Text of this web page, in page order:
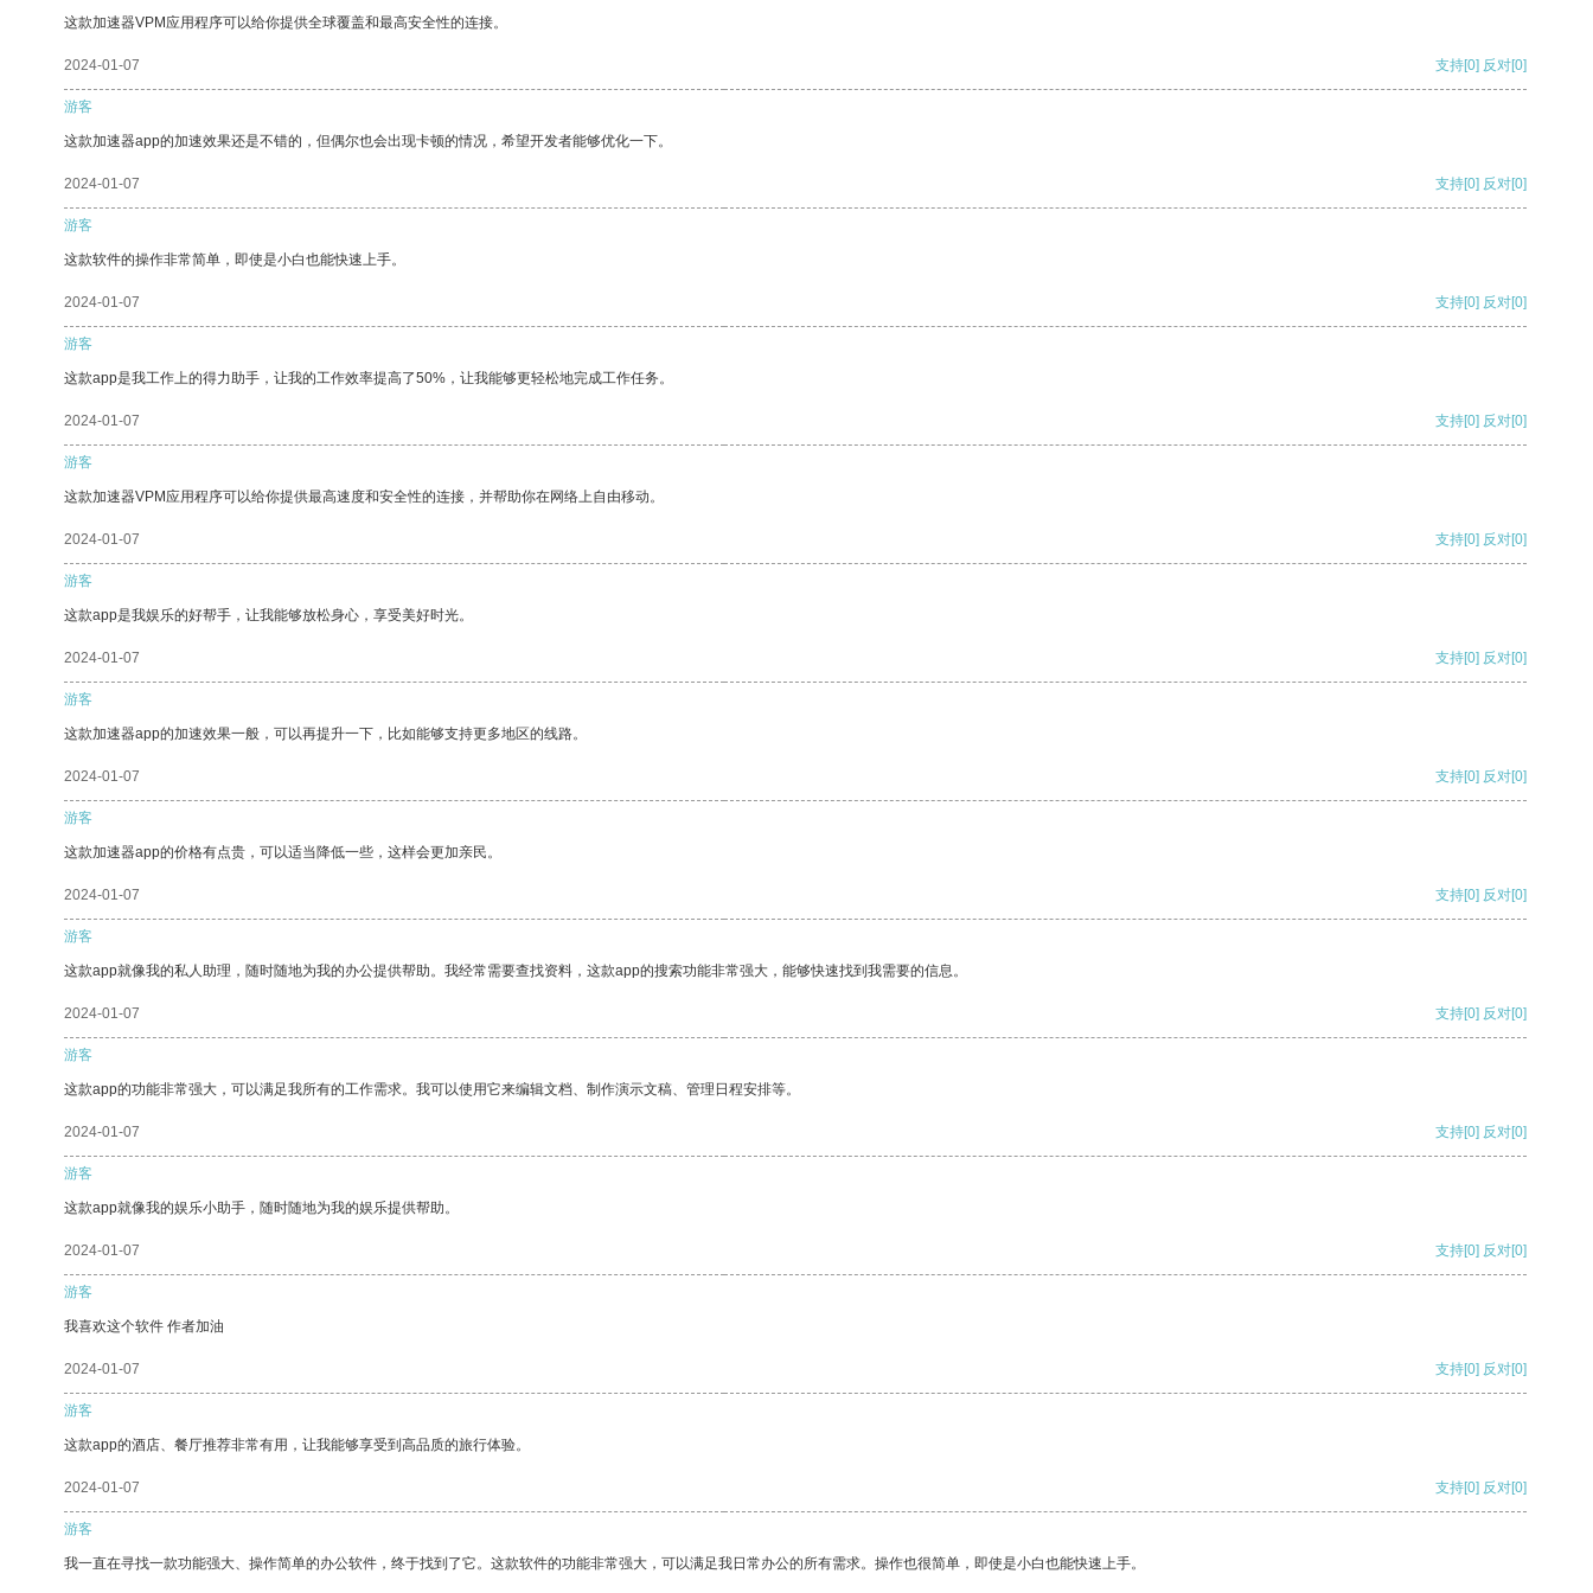
这款加速器VPM应用程序可以给你提供全球覆盖和最高安全性的连接。
2024-01-07 支持[0] 反对[0]
游客
这款加速器app的加速效果还是不错的，但偶尔也会出现卡顿的情况，希望开发者能够优化一下。
2024-01-07 支持[0] 反对[0]
游客
这款软件的操作非常简单，即使是小白也能快速上手。
2024-01-07 支持[0] 反对[0]
游客
这款app是我工作上的得力助手，让我的工作效率提高了50%，让我能够更轻松地完成工作任务。
2024-01-07 支持[0] 反对[0]
游客
这款加速器VPM应用程序可以给你提供最高速度和安全性的连接，并帮助你在网络上自由移动。
2024-01-07 支持[0] 反对[0]
游客
这款app是我娱乐的好帮手，让我能够放松身心，享受美好时光。
2024-01-07 支持[0] 反对[0]
游客
这款加速器app的加速效果一般，可以再提升一下，比如能够支持更多地区的线路。
2024-01-07 支持[0] 反对[0]
游客
这款加速器app的价格有点贵，可以适当降低一些，这样会更加亲民。
2024-01-07 支持[0] 反对[0]
游客
这款app就像我的私人助理，随时随地为我的办公提供帮助。我经常需要查找资料，这款app的搜索功能非常强大，能够快速找到我需要的信息。
2024-01-07 支持[0] 反对[0]
游客
这款app的功能非常强大，可以满足我所有的工作需求。我可以使用它来编辑文档、制作演示文稿、管理日程安排等。
2024-01-07 支持[0] 反对[0]
游客
这款app就像我的娱乐小助手，随时随地为我的娱乐提供帮助。
2024-01-07 支持[0] 反对[0]
游客
我喜欢这个软件 作者加油
2024-01-07 支持[0] 反对[0]
游客
这款app的酒店、餐厅推荐非常有用，让我能够享受到高品质的旅行体验。
2024-01-07 支持[0] 反对[0]
游客
我一直在寻找一款功能强大、操作简单的办公软件，终于找到了它。这款软件的功能非常强大，可以满足我日常办公的所有需求。操作也很简单，即使是小白也能快速上手。